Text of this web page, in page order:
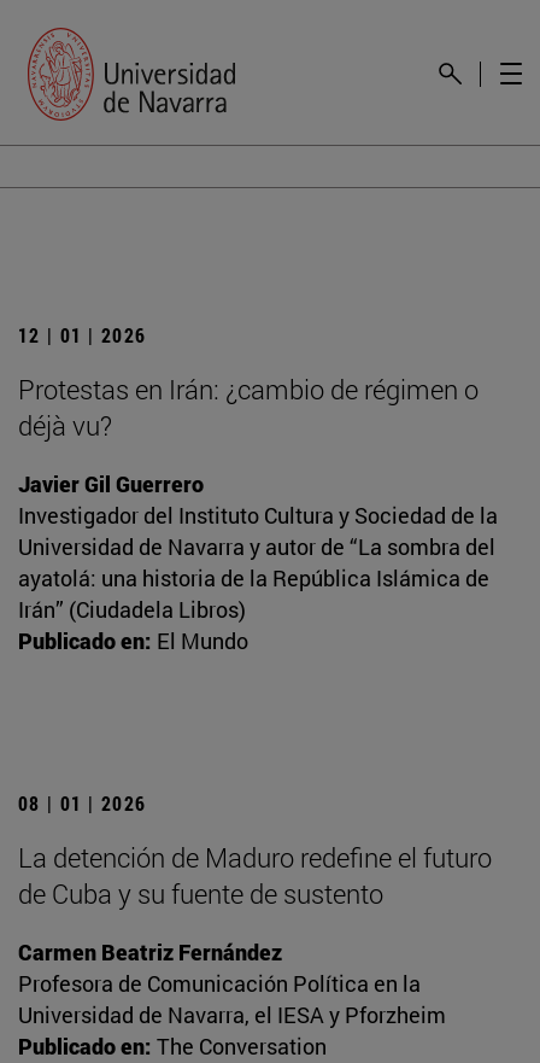
12 | 01 | 2026
Protestas en Irán: ¿cambio de régimen o
déjà vu?
Javier Gil Guerrero
Investigador del Instituto Cultura y Sociedad de la
Universidad de Navarra y autor de “La sombra del
ayatolá: una historia de la República Islámica de
Irán” (Ciudadela Libros)
Publicado en: El Mundo
08 | 01 | 2026
La detención de Maduro redefine el futuro
de Cuba y su fuente de sustento
Carmen Beatriz Fernández
Profesora de Comunicación Política en la
Universidad de Navarra, el IESA y Pforzheim
Publicado en: The Conversation